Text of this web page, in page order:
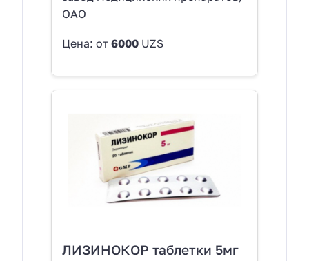
ОАО
Цена: от 6000 UZS
ЛИЗИНОКОР таблетки 5мг